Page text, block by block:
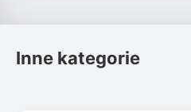
Inne kategorie